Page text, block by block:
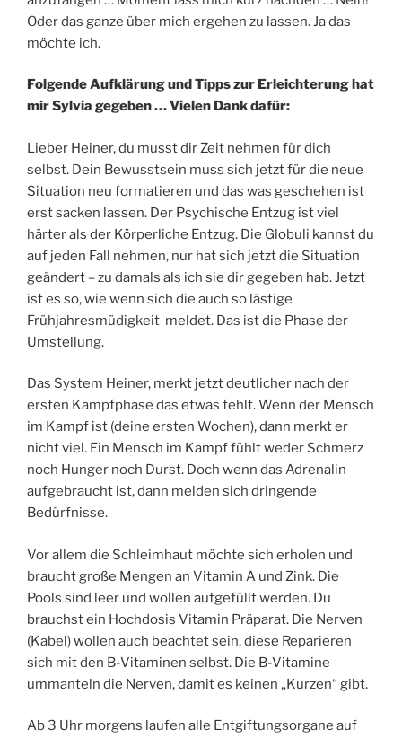
Oder das ganze über mich ergehen zu lassen. Ja das
möchte ich.
Folgende Aufklärung und Tipps zur Erleichterung hat
mir Sylvia gegeben … Vielen Dank dafür:
Lieber Heiner, du musst dir Zeit nehmen für dich
selbst. Dein Bewusstsein muss sich jetzt für die neue
Situation neu formatieren und das was geschehen ist
erst sacken lassen. Der Psychische Entzug ist viel
härter als der Körperliche Entzug. Die Globuli kannst du
auf jeden Fall nehmen, nur hat sich jetzt die Situation
geändert – zu damals als ich sie dir gegeben hab. Jetzt
ist es so, wie wenn sich die auch so lästige
Frühjahresmüdigkeit meldet. Das ist die Phase der
Umstellung.
Das System Heiner, merkt jetzt deutlicher nach der
ersten Kampfphase das etwas fehlt. Wenn der Mensch
im Kampf ist (deine ersten Wochen), dann merkt er
nicht viel. Ein Mensch im Kampf fühlt weder Schmerz
noch Hunger noch Durst. Doch wenn das Adrenalin
aufgebraucht ist, dann melden sich dringende
Bedürfnisse.
Vor allem die Schleimhaut möchte sich erholen und
braucht große Mengen an Vitamin A und Zink. Die
Pools sind leer und wollen aufgefüllt werden. Du
brauchst ein Hochdosis Vitamin Präparat. Die Nerven
(Kabel) wollen auch beachtet sein, diese Reparieren
sich mit den B-Vitaminen selbst. Die B-Vitamine
ummanteln die Nerven, damit es keinen „Kurzen“ gibt.
Ab 3 Uhr morgens laufen alle Entgiftungsorgane auf